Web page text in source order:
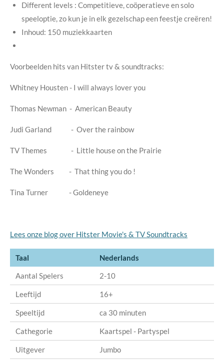
Different levels : Competitieve, coöperatieve en solo
speeloptie, zo kun je in elk gezelschap een feestje creëren!
Inhoud: 150 muziekkaarten
Voorbeelden hits van Hitster tv & soundtracks:
Whitney Housten - I will always lover you
Thomas Newman - American Beauty
Judi Garland - Over the rainbow
TV Themes - Little house on the Prairie
The Wonders - That thing you do !
Tina Turner - Goldeneye
Lees onze blog over Hitster Movie's & TV Soundtracks
Taal
Nederlands
Aantal Spelers
2-10
Leeftijd 16+
Speeltijd ca 30 minuten
Cathegorie Kaartspel - Partyspel
Uitgever Jumbo